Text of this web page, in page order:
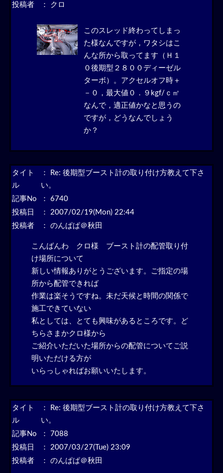
投稿者
： クロ
このスレッド終わってしまっ
た様なんですが，ワタシはこ
んな所から取ってます（Ｈ１
０後期型２８００ディーゼル
ターボ）。アクセルオフ時＋
－０，最大値０．９kgf/ｃ㎡
なんで，適正値かなと思うの
ですが，どうなんでしょう
か？
タイト
ル
：
Re: 後期型ブースト計の取り付け方教えて下さ
い。
記事No
： 6740
投稿日
： 2007/02/19(Mon) 22:44
投稿者
： のんぱぱ＠秋田
こんばんわ クロ様 ブースト計の配管取り付
け場所について
新しい情報ありがとうございます。ご指定の場
所から配管できれば
作業は楽そうですね。未だ天候と時間の関係で
施工できていない
私としては、とても興味があるところです。ど
ちらさまかクロ様から
ご紹介いただいた場所からの配管についてご説
明いただける方が
いらっしゃればお願いいたします。
タイト
ル
：
Re: 後期型ブースト計の取り付け方教えて下さ
い。
記事No
： 7088
投稿日
： 2007/03/27(Tue) 23:09
投稿者
： のんぱぱ＠秋田